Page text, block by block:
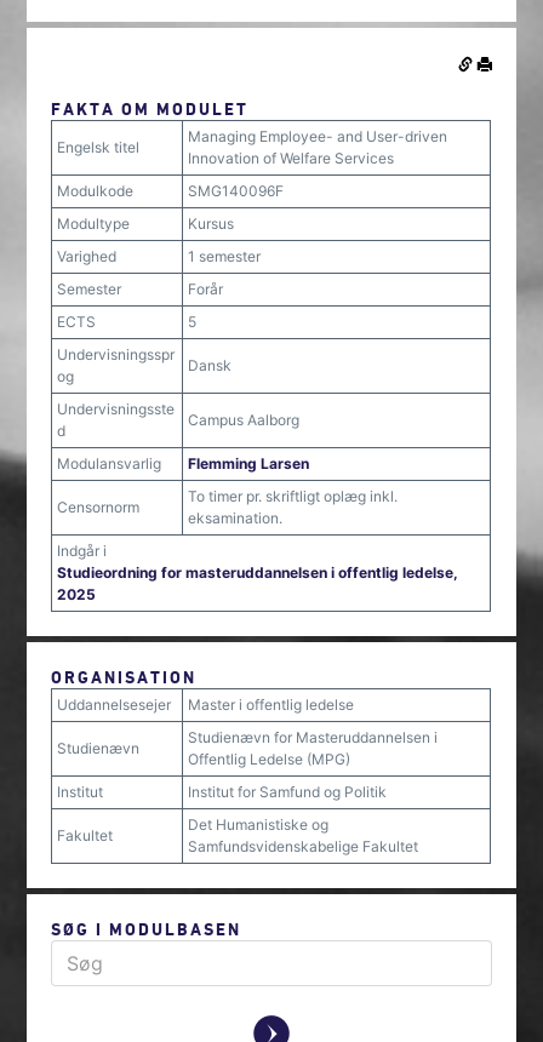
FAKTA OM MODULET
Engelsk titel
Managing Employee- and User-driven
Innovation of Welfare Services
Modulkode
SMG140096F
Modultype
Kursus
Varighed
1 semester
Semester
Forår
ECTS
5
Undervisningsspr
og
Dansk
Undervisningsste
d
Campus Aalborg
Modulansvarlig Flemming Larsen
Censornorm
To timer pr. skriftligt oplæg inkl.
eksamination.
Indgår i
Studieordning for masteruddannelsen i offentlig ledelse,
2025
ORGANISATION
Uddannelsesejer Master i offentlig ledelse
Studienævn
Studienævn for Masteruddannelsen i
Offentlig Ledelse (MPG)
Institut
Institut for Samfund og Politik
Fakultet
Det Humanistiske og
Samfundsvidenskabelige Fakultet
SØG I MODULBASEN
y